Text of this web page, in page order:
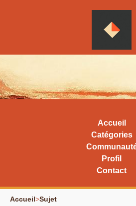
Accueil
Catégories
Profil
Contact
Accueil>Sujet